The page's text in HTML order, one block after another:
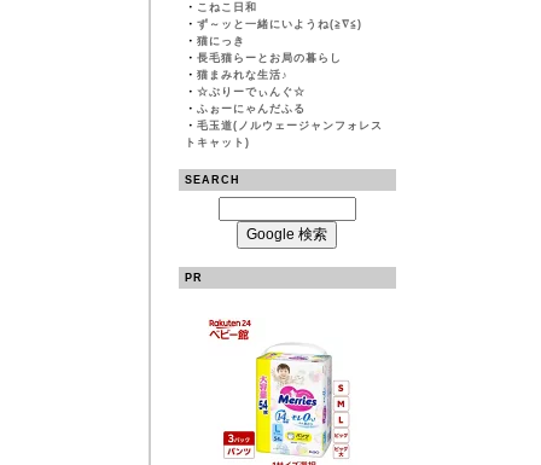
・ こねこ日和
・ ず～ッと一緒にいようね(≧∇≦)
・ 猫にっき
・ 長毛猫らーとお局の暮らし
・ 猫まみれな生活♪
・ ☆ぶりーでぃんぐ☆
・ ふぉーにゃんだふる
・ 毛玉道(ノルウェージャンフォレス
トキャット)
SEARCH
PR